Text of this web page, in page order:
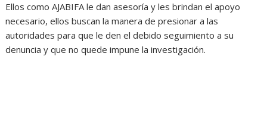
Ellos como AJABIFA le dan asesoría y les brindan el apoyo
necesario, ellos buscan la manera de presionar a las
autoridades para que le den el debido seguimiento a su
denuncia y que no quede impune la investigación.